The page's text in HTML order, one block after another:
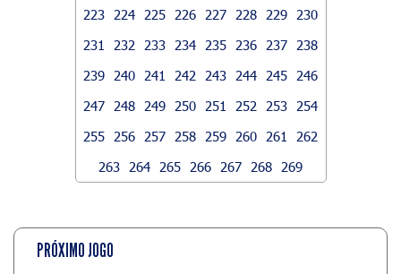
223
224 225 226 227 228 229
230
231
232 233 234 235 236 237
238
239
240 241 242 243 244 245
246
247
248 249 250 251 252 253
254
255
256 257 258 259 260 261
262
263
264 265 266 267 268 269
PRÓXIMO JOGO